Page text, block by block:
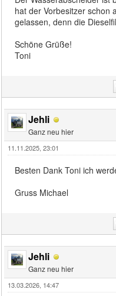
hat der Vorbesitzer schon
gelassen, denn die
Schöne Grüße!
Toni
Jehli
Ganz neu hier
11.11.2025, 23:01
Besten Dank Toni ich
Gruss Michael
Jehli
Ganz neu hier
13.03.2026, 14:47